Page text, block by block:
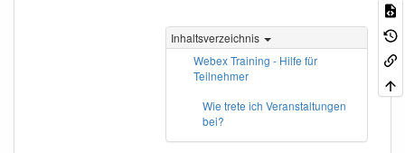
Inhaltsverzeichnis
Webex Training - Hilfe für
Teilnehmer
Wie trete ich Veranstaltungen
bei?